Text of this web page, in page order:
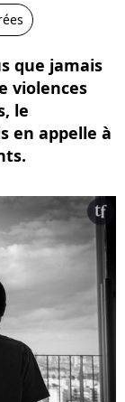
que jamais
violences
le
en appelle à